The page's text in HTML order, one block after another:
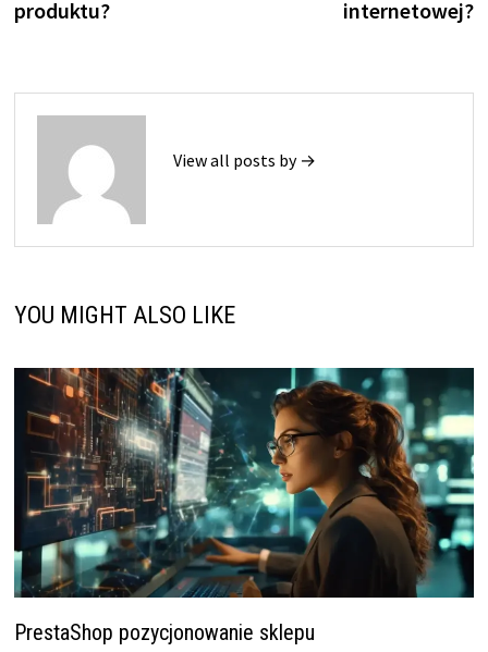
produktu?
internetowej?
View all posts by →
YOU MIGHT ALSO LIKE
PrestaShop pozycjonowanie sklepu